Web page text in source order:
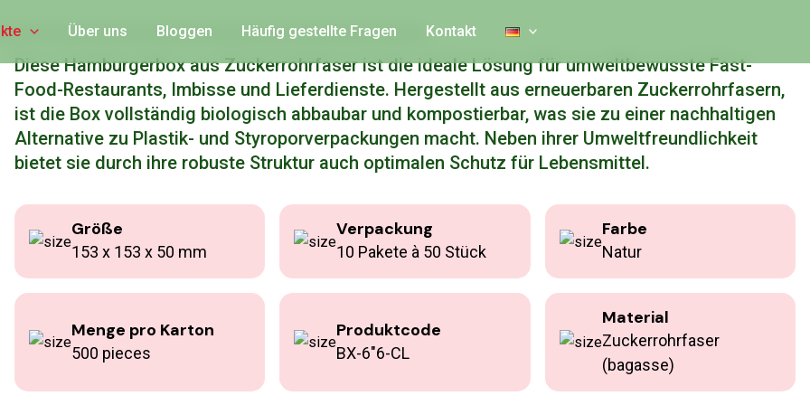
Über uns Bloggen Häufig gestellte Fragen Kontakt
Diese Hamburgerbox aus Zuckerrohrfaser ist die ideale Lösung für umweltbewusste Fast-
Food-Restaurants, Imbisse und Lieferdienste. Hergestellt aus erneuerbaren Zuckerrohrfasern,
ist die Box vollständig biologisch abbaubar und kompostierbar, was sie zu einer nachhaltigen
Alternative zu Plastik- und Styroporverpackungen macht. Neben ihrer Umweltfreundlichkeit
bietet sie durch ihre robuste Struktur auch optimalen Schutz für Lebensmittel.
Größe
153 x 153 x 50 mm
Verpackung
10 Pakete à 50 Stück
Farbe
Natur
Menge pro Karton
500 pieces
Produktcode
BX-6"6-CL
Material
Zuckerrohrfaser
(bagasse)